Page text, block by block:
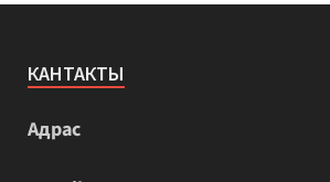
КАНТАКТЫ
Адрас